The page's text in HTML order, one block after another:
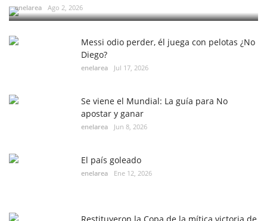
enelarea Ago 2, 2026
Messi odio perder, él juega con pelotas ¿No
Diego?
enelarea Jul 17, 2026
Se viene el Mundial: La guía para No
apostar y ganar
enelarea Jun 8, 2026
El país goleado
enelarea Ene 12, 2026